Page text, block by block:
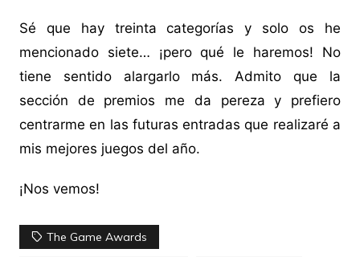
Sé que hay treinta categorías y solo os he
mencionado siete… ¡pero qué le haremos! No
tiene sentido alargarlo más. Admito que la
sección de premios me da pereza y prefiero
centrarme en las futuras entradas que realizaré a
mis mejores juegos del año.
¡Nos vemos!
The Game Awards